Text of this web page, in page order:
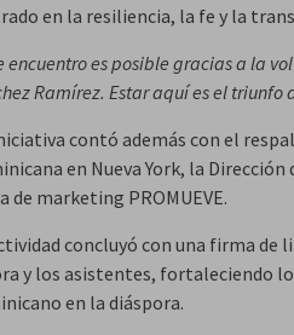
en la resiliencia, la fe y la
encuentro es posible gracias a la
Ramírez. Estar aquí es el
contó además con el
en Nueva York, la
de marketing PROMUEVE.
concluyó con una firma de
y los asistentes, fortaleciendo
en la diáspora.